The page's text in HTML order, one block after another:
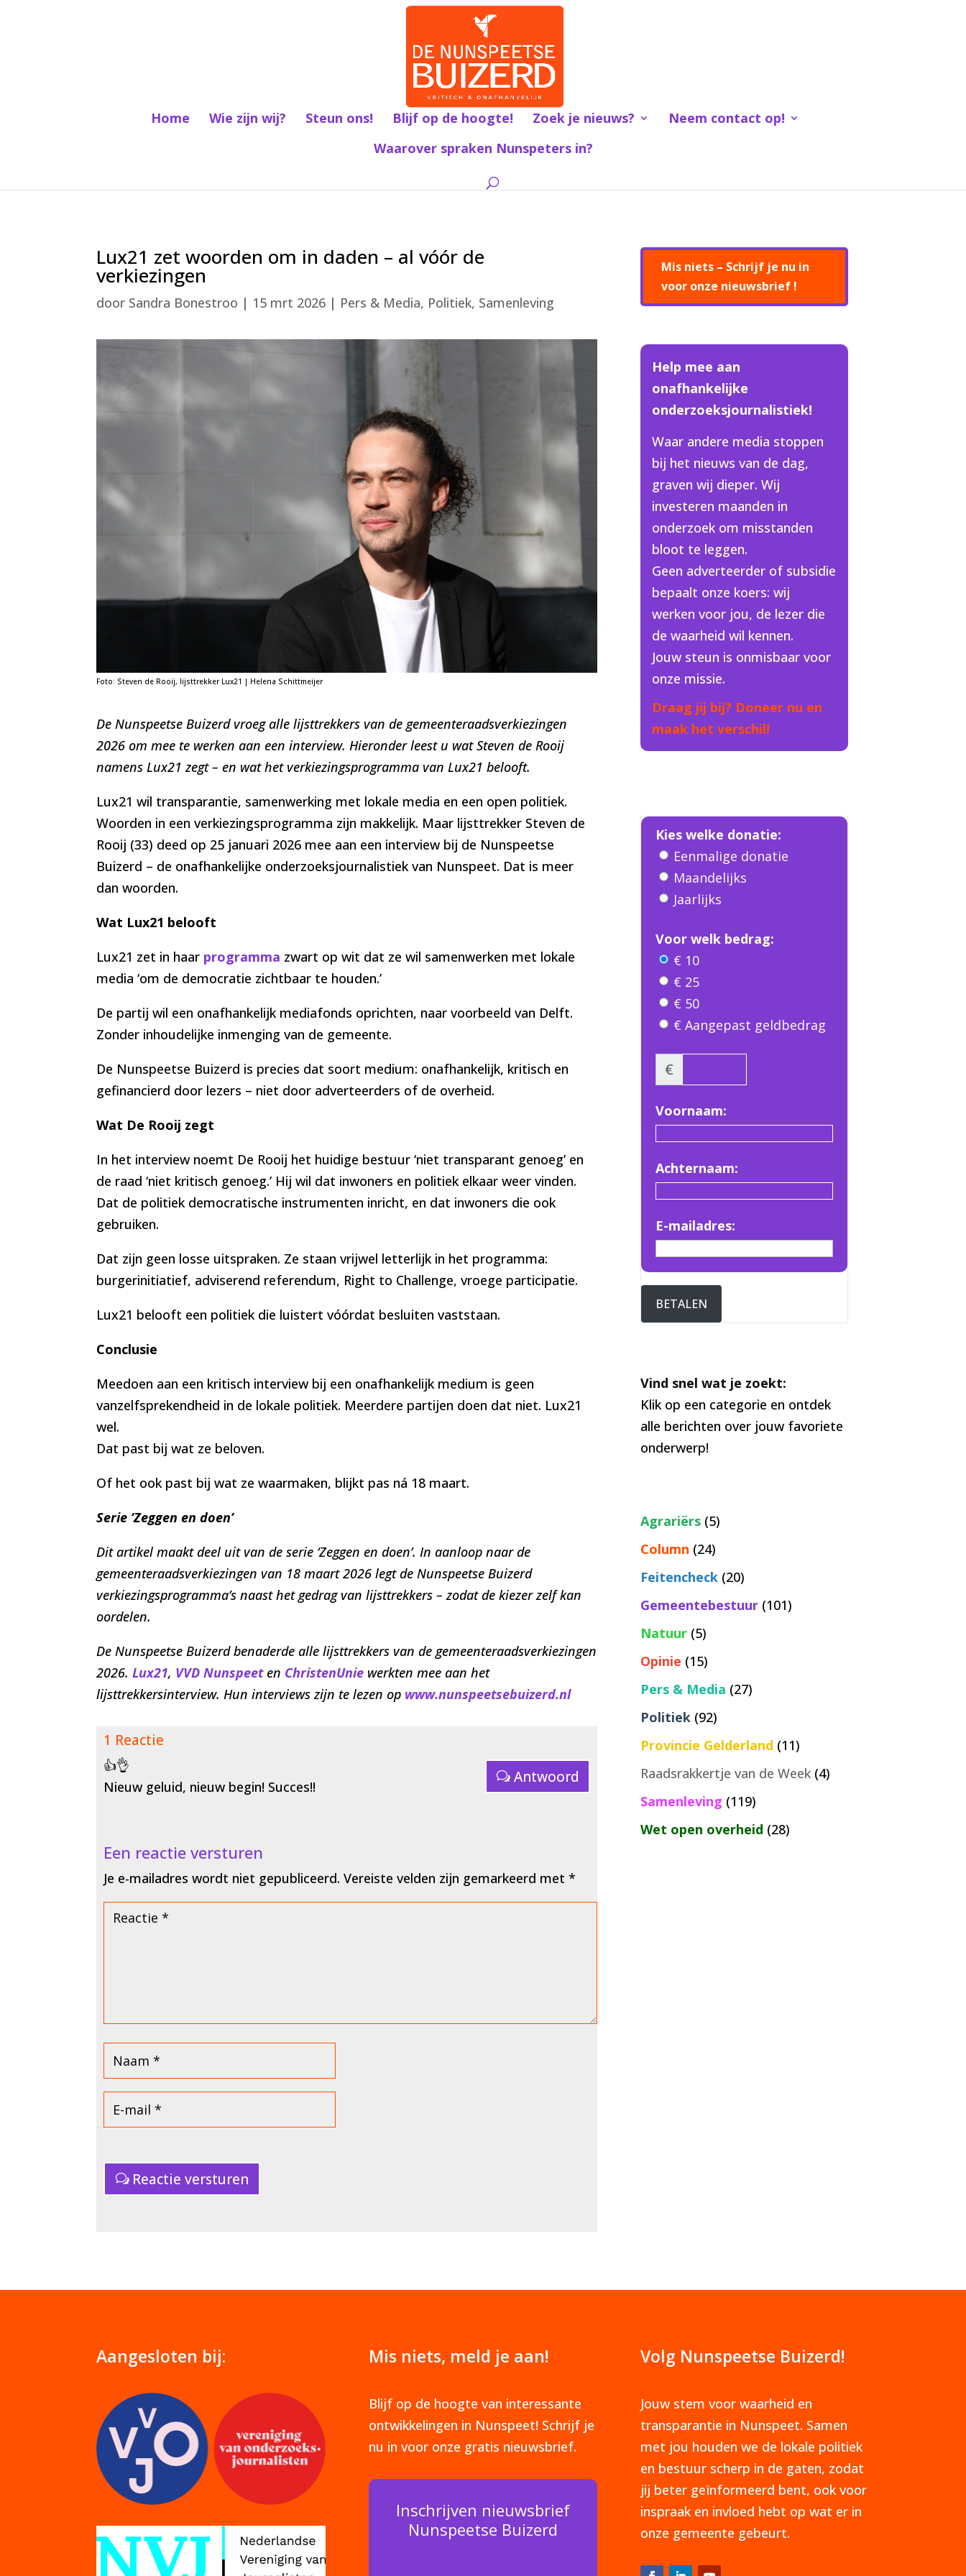
Home Wie zijn wij? Steun ons! Blijf op de hoogte! Zoek je nieuws?
Neem contact op!
Waarover spraken Nunspeters in?
Lux21 zet woorden om in daden – al vóór de
verkiezingen
door Sandra Bonestroo | 15 mrt 2026 | Pers & Media, Politiek, Samenleving
Foto: Steven de Rooij, lijsttrekker Lux21 | Helena Schittmeijer
De Nunspeetse Buizerd vroeg alle lijsttrekkers van de gemeenteraadsverkiezingen
2026 om mee te werken aan een interview. Hieronder leest u wat Steven de Rooij
namens Lux21 zegt – en wat het verkiezingsprogramma van Lux21 belooft.
Lux21 wil transparantie, samenwerking met lokale media en een open politiek.
Woorden in een verkiezingsprogramma zijn makkelijk. Maar lijsttrekker Steven de
Rooij (33) deed op 25 januari 2026 mee aan een interview bij de Nunspeetse
Buizerd – de onafhankelijke onderzoeksjournalistiek van Nunspeet. Dat is meer
dan woorden.
Wat Lux21 belooft
Lux21 zet in haar programma zwart op wit dat ze wil samenwerken met lokale
media ‘om de democratie zichtbaar te houden.’
De partij wil een onafhankelijk mediafonds oprichten, naar voorbeeld van Delft.
Zonder inhoudelijke inmenging van de gemeente.
De Nunspeetse Buizerd is precies dat soort medium: onafhankelijk, kritisch en
gefinancierd door lezers – niet door adverteerders of de overheid.
Wat De Rooij zegt
In het interview noemt De Rooij het huidige bestuur ‘niet transparant genoeg’ en
de raad ‘niet kritisch genoeg.’ Hij wil dat inwoners en politiek elkaar weer vinden.
Dat de politiek democratische instrumenten inricht, en dat inwoners die ook
gebruiken.
Dat zijn geen losse uitspraken. Ze staan vrijwel letterlijk in het programma:
burgerinitiatief, adviserend referendum, Right to Challenge, vroege participatie.
Lux21 belooft een politiek die luistert vóórdat besluiten vaststaan.
Conclusie
Meedoen aan een kritisch interview bij een onafhankelijk medium is geen
vanzelfsprekendheid in de lokale politiek. Meerdere partijen doen dat niet. Lux21
wel.
Dat past bij wat ze beloven.
Of het ook past bij wat ze waarmaken, blijkt pas ná 18 maart.
Serie ‘Zeggen en doen’
Dit artikel maakt deel uit van de serie ‘Zeggen en doen’. In aanloop naar de
gemeenteraadsverkiezingen van 18 maart 2026 legt de Nunspeetse Buizerd
verkiezingsprogramma’s naast het gedrag van lijsttrekkers – zodat de kiezer zelf kan
oordelen.
De Nunspeetse Buizerd benaderde alle lijsttrekkers van de gemeenteraadsverkiezingen
2026.Lux21, VVD Nunspeeten ChristenUnie werkten mee aan het
lijsttrekkersinterview. Hun interviews zijn te lezen op www.nunspeetsebuizerd.nl
1 Reactie
👍👌
Nieuw geluid, nieuw begin! Succes!!
Antwoord
Een reactie versturen
Je e-mailadres wordt niet gepubliceerd. Vereiste velden zijn gemarkeerd met*
Reactie versturen
Mis niets – Schrijf je nu in
voor onze nieuwsbrief !
Help mee aan
onafhankelijke
onderzoeksjournalistiek!
Waar andere media stoppen
bij het nieuws van de dag,
graven wij dieper. Wij
investeren maanden in
onderzoek om misstanden
bloot te leggen.
Geen adverteerder of subsidie
bepaalt onze koers: wij
werken voor jou, de lezer die
de waarheid wil kennen.
Jouw steun is onmisbaar voor
onze missie.
Draag jij bij? Doneer nu en
maak het verschil!
Kies welke donatie:
Eenmalige donatie
Maandelijks
Jaarlijks
Voor welk bedrag:
€ 10
€ 25
€ 50
€ Aangepast geldbedrag
€
Voornaam:
Achternaam:
E-mailadres:
BETALEN
Vind snel wat je zoekt:
Klik op een categorie en ontdek
alle berichten over jouw favoriete
onderwerp!
Agrariërs(5)
Column (24)
Feitencheck(20)
Gemeentebestuur(101)
Natuur(5)
Opinie (15)
Pers & Media (27)
Politiek(92)
Provincie Gelderland (11)
Raadsrakkertje van de Week(4)
Samenleving (119)
Wet open overheid (28)
Aangesloten bij: Mis niets, meld je aan!
Blijf op de hoogte van interessante
ontwikkelingen in Nunspeet! Schrijf je
nu in voor onze gratis nieuwsbrief.
Inschrijven nieuwsbrief
Nunspeetse Buizerd
Volg Nunspeetse Buizerd!
Jouw stem voor waarheid en
transparantie in Nunspeet. Samen
met jou houden we de lokale politiek
en bestuur scherp in de gaten, zodat
jij beter geïnformeerd bent, ook voor
inspraak en invloed hebt op wat er in
onze gemeente gebeurt.